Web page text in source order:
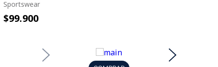
Sportswear
$99.900